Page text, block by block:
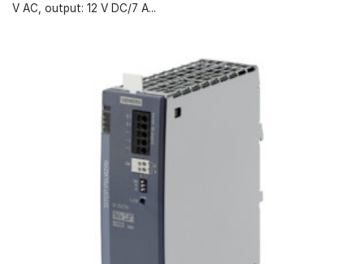
V AC, output: 12 V DC/7 A...